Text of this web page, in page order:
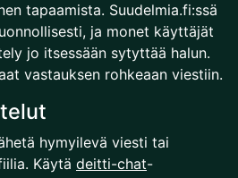
tapaamista. Suudelmia.fi:ssä
ja monet käyttäjät
jo itsessään sytyttää halun.
vastauksen rohkeaan viestiin.
hymyilevä viesti tai
Käytä deitti-chat-